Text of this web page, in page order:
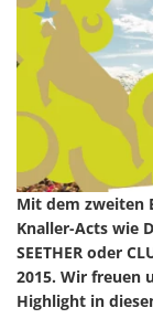
Mit dem zweiten
Knaller-Acts wie
SEETHER oder
2015. Wir freuen
Highlight in